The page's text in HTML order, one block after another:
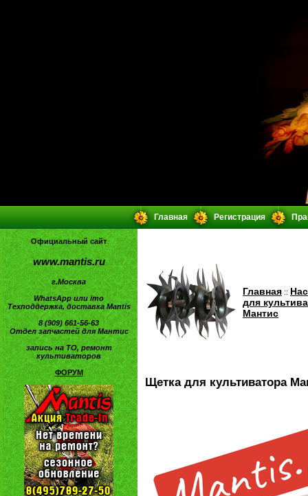
Главная Регистрация
Официальный сайт
www.mantis.ru
г.Москва
WhatsApp или imo
Техподдержка, доставка Mantis
8 (909) 661-56-63
Отдел запчастей для Мантис
запись на ТО, ремонт
культиваторов
ФОРУМ
Главная ::
для
Мантис
Щетка для культиватора